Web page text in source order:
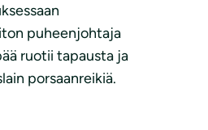
puheenjohtaja
ruotii tapausta ja
porsaanreikiä.